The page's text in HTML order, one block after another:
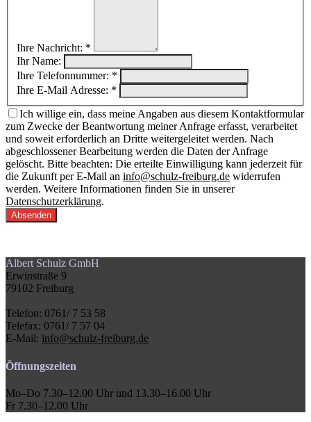
Ihre Nachricht: *
Ihr Name:
Ihre Telefonnummer: *
Ihre E-Mail Adresse: *
Ich willige ein, dass meine Angaben aus diesem Kontaktformular
zum Zwecke der Beantwortung meiner Anfrage erfasst, verarbeitet
und soweit erforderlich an Dritte weitergeleitet werden. Nach
abgeschlossener Bearbeitung werden die Daten der Anfrage
gelöscht. Bitte beachten: Die erteilte Einwilligung kann jederzeit für
die Zukunft per E-Mail an info@schulz-freiburg.de widerrufen
werden. Weitere Informationen finden Sie in unserer
Datenschutzerklärung.
Albert Schulz GmbH
Erwinstraße 9
79102 Freiburg
Telefon: 0761/ 7 53 58
Telefax: 0761/ 7 57 04
E-Mail: info@schulz-freiburg.de
Öffnungszeiten
Mo–Do 7.30–12.00 Uhr und 13.30–16.00 Uhr
Fr 7.30–12.00 Uhr